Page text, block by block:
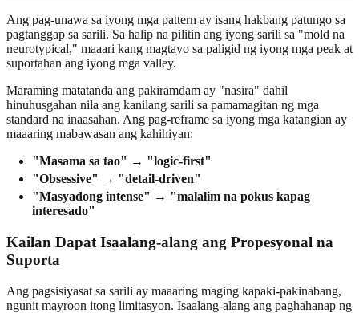
Ang pag-unawa sa iyong mga pattern ay isang hakbang patungo sa
pagtanggap sa sarili. Sa halip na pilitin ang iyong sarili sa "mold na
neurotypical," maaari kang magtayo sa paligid ng iyong mga peak at
suportahan ang iyong mga valley.
Maraming matatanda ang pakiramdam ay "nasira" dahil
hinuhusgahan nila ang kanilang sarili sa pamamagitan ng mga
standard na inaasahan. Ang pag-reframe sa iyong mga katangian ay
maaaring mabawasan ang kahihiyan:
"Masama sa tao" → "logic-first"
"Obsessive" → "detail-driven"
"Masyadong intense" → "malalim na pokus kapag
interesado"
Kailan Dapat Isaalang-alang ang Propesyonal na
Suporta
Ang pagsisiyasat sa sarili ay maaaring maging kapaki-pakinabang,
ngunit mayroon itong limitasyon. Isaalang-alang ang paghahanap ng